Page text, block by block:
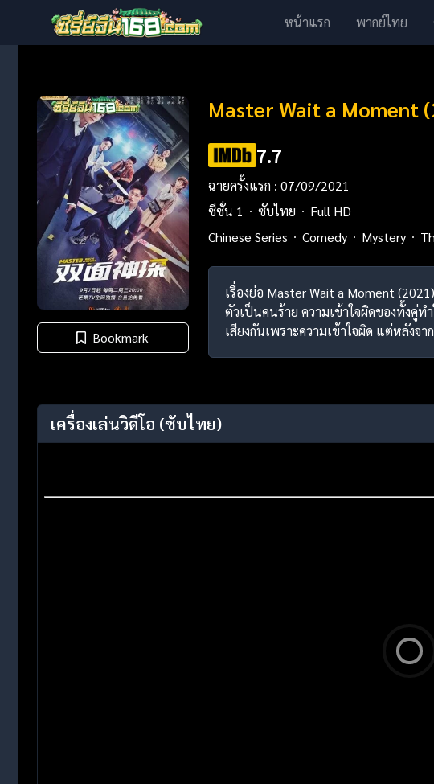
หน้าแรก พากย์ไทย
Bookmark
Master Wait a
7.7
ฉายครั้งแรก : 07/09/2021
ซีซั่น 1
ซับไทย
Full HD
Chinese Series
Comedy Mystery
เรื่องย่อ Master Wait a Moment
ตัวเป็นคนร้าย ความเข้าใจผิดของทั้งคู่
เสียงกันเพราะความเข้าใจผิด แต่หลัง
เครื่องเล่นวิดีโอ (ซับไทย)